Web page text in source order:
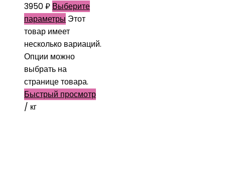
3950₽ Выберите
параметры Этот
товар имеет
несколько вариаций.
Опции можно
выбрать на
странице товара.
Быстрый просмотр
/ кг